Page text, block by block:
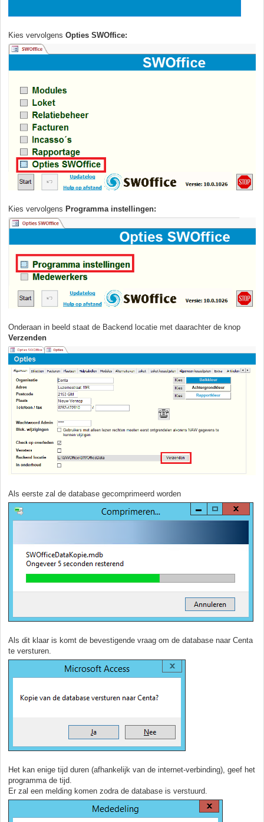
Kies vervolgens Opties SWOffice:
Kies vervolgens Programma instellingen:
Onderaan in beeld staat de Backend locatie met daarachter de knop
Verzenden
Als eerste zal de database gecomprimeerd worden
Als dit klaar is komt de bevestigende vraag om de database naar Centa
te versturen.
Het kan enige tijd duren (afhankelijk van de internet-verbinding), geef het
programma de tijd.
Er zal een melding komen zodra de database is verstuurd.